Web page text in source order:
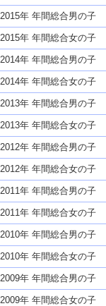
2015年 年間総合男の子
2015年 年間総合女の子
2014年 年間総合男の子
2014年 年間総合女の子
2013年 年間総合男の子
2013年 年間総合女の子
2012年 年間総合男の子
2012年 年間総合女の子
2011年 年間総合男の子
2011年 年間総合女の子
2010年 年間総合男の子
2010年 年間総合女の子
2009年 年間総合男の子
2009年 年間総合女の子